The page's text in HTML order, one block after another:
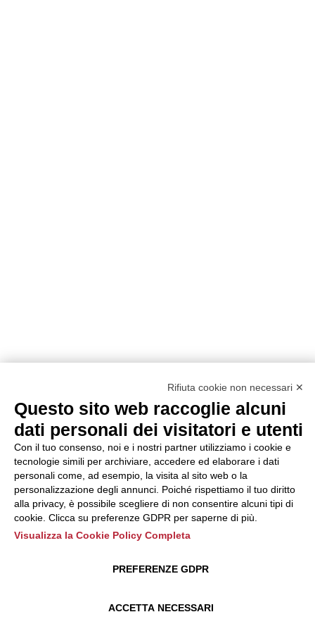
Rifiuta cookie non necessari ✕
Questo sito web raccoglie alcuni
dati personali dei visitatori e utenti
Con il tuo consenso, noi e i nostri partner utilizziamo i cookie e
tecnologie simili per archiviare, accedere ed elaborare i dati
personali come, ad esempio, la visita al sito web o la
personalizzazione degli annunci. Poiché rispettiamo il tuo diritto
alla privacy, è possibile scegliere di non consentire alcuni tipi di
cookie. Clicca su preferenze GDPR per saperne di più.
Visualizza la Cookie Policy Completa
ACCETTA NECESSARI
PREFERENZE GDPR